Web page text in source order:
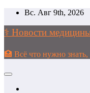
Перейти
содержимому
Вс. Авг 9th, 2026
⚕️ Новости
🏥 Всё что нужно знать,